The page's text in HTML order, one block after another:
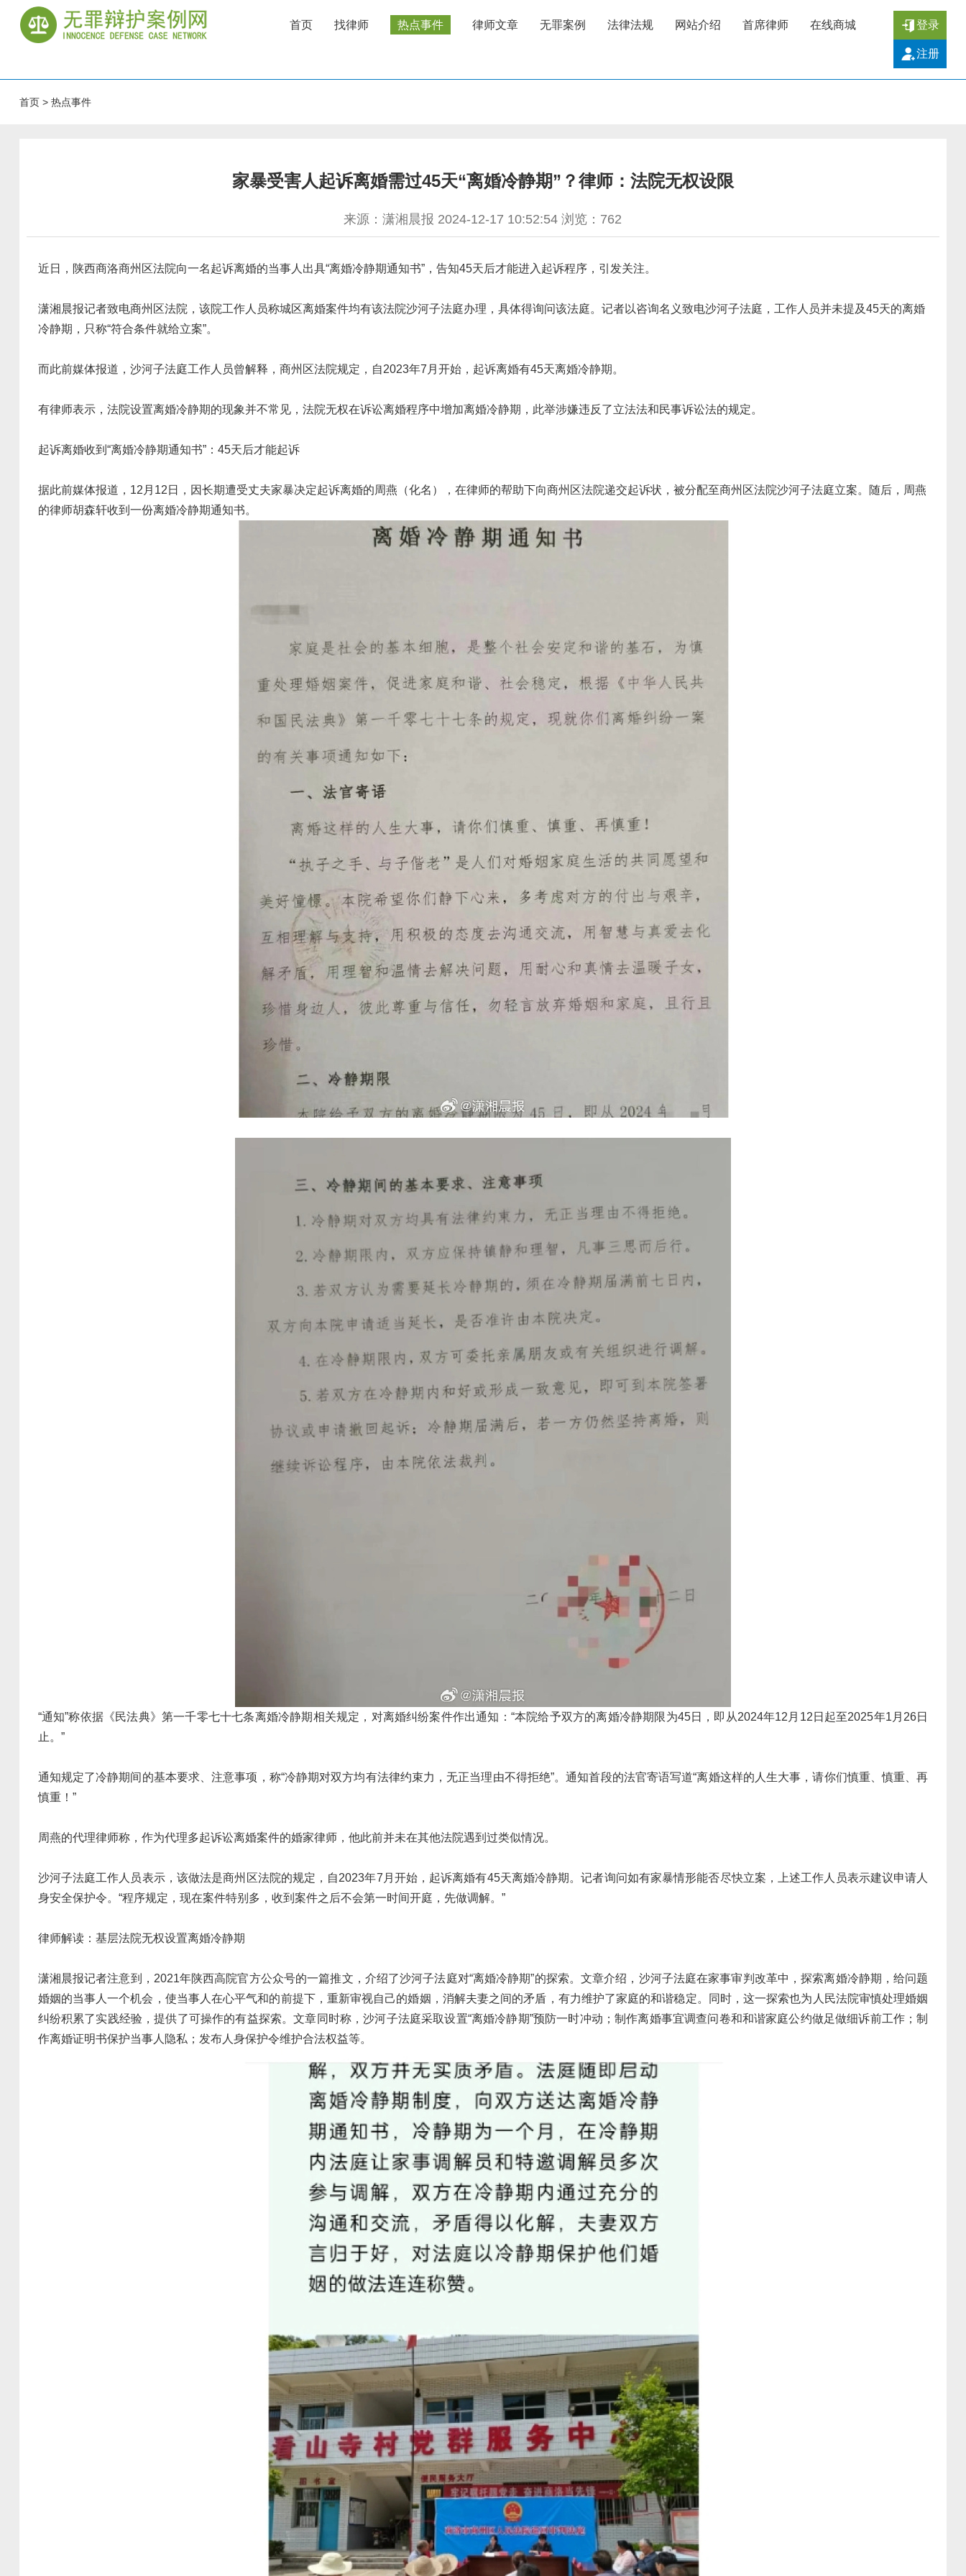
首页 找律师 热点事件 律师文章 无罪案例 法律法规 网站介绍 首席律师 在线商城 登录
注册
首页> 热点事件
家暴受害人起诉离婚需过45天“离婚冷静期”？律师：法院无权设限
来源：潇湘晨报 2024-12-17 10:52:54 浏览： 762
近日，陕西商洛商州区法院向一名起诉离婚的当事人出具“离婚冷静期通知书”，告知45天后才能进入起诉程序，引发关注。
潇湘晨报记者致电商州区法院，该院工作人员称城区离婚案件均有该法院沙河子法庭办理，具体得询问该法庭。记者以咨询名义致电沙河子法庭，工作人员并未提及45天的离婚
冷静期，只称“符合条件就给立案”。
而此前媒体报道，沙河子法庭工作人员曾解释，商州区法院规定，自2023年7月开始，起诉离婚有45天离婚冷静期。
有律师表示，法院设置离婚冷静期的现象并不常见，法院无权在诉讼离婚程序中增加离婚冷静期，此举涉嫌违反了立法法和民事诉讼法的规定。
起诉离婚收到“离婚冷静期通知书”：45天后才能起诉
据此前媒体报道，12月12日，因长期遭受丈夫家暴决定起诉离婚的周燕（化名），在律师的帮助下向商州区法院递交起诉状，被分配至商州区法院沙河子法庭立案。随后，周燕
的律师胡森轩收到一份离婚冷静期通知书。
“通知”称依据《民法典》第一千零七十七条离婚冷静期相关规定，对离婚纠纷案件作出通知：“本院给予双方的离婚冷静期限为45日，即从2024年12月12日起至2025年1月26日
止。”
通知规定了冷静期间的基本要求、注意事项，称“冷静期对双方均有法律约束力，无正当理由不得拒绝”。通知首段的法官寄语写道“离婚这样的人生大事，请你们慎重、慎重、再
慎重！”
周燕的代理律师称，作为代理多起诉讼离婚案件的婚家律师，他此前并未在其他法院遇到过类似情况。
沙河子法庭工作人员表示，该做法是商州区法院的规定，自2023年7月开始，起诉离婚有45天离婚冷静期。记者询问如有家暴情形能否尽快立案，上述工作人员表示建议申请人
身安全保护令。“程序规定，现在案件特别多，收到案件之后不会第一时间开庭，先做调解。”
律师解读：基层法院无权设置离婚冷静期
潇湘晨报记者注意到，2021年陕西高院官方公众号的一篇推文，介绍了沙河子法庭对“离婚冷静期”的探索。文章介绍，沙河子法庭在家事审判改革中，探索离婚冷静期，给问题
婚姻的当事人一个机会，使当事人在心平气和的前提下，重新审视自己的婚姻，消解夫妻之间的矛盾，有力维护了家庭的和谐稳定。同时，这一探索也为人民法院审慎处理婚姻
纠纷积累了实践经验，提供了可操作的有益探索。文章同时称，沙河子法庭采取设置“离婚冷静期”预防一时冲动；制作离婚事宜调查问卷和和谐家庭公约做足做细诉前工作；制
作离婚证明书保护当事人隐私；发布人身保护令维护合法权益等。